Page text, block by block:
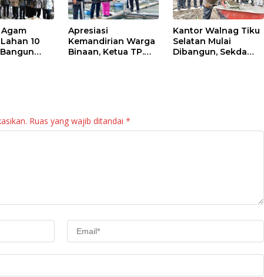
10
Apresiasi
Kemandirian Warga
Binaan, Ketua TP.
Kantor Walnag Tiku
Selatan Mulai
Dibangun, Sekda
Ruas yang wajib ditandai *